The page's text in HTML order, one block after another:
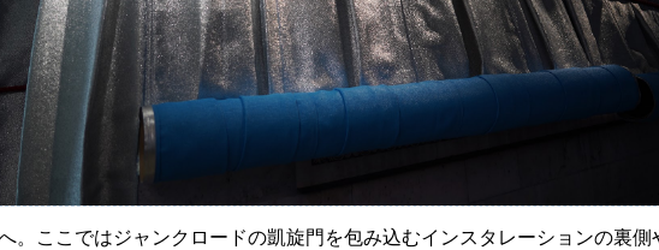
。ここではジャンクロードの凱旋門を包み込むインスタレーションの裏